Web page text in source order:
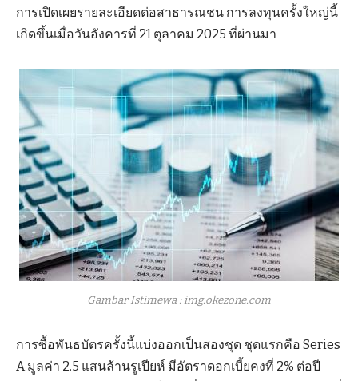
การเปิดเผยรายละเอียดต่อสาธารณชน การลงทุนครั้งใหญ่นี้
เกิดขึ้นเมื่อวันอังคารที่ 21 ตุลาคม 2025 ที่ผ่านมา
Gambar Istimewa : img.okezone.com
การซื้อพันธบัตรครั้งนี้แบ่งออกเป็นสองชุด ชุดแรกคือ Series
A มูลค่า 2.5 แสนล้านรูเปียห์ มีอัตราดอกเบี้ยคงที่ 2% ต่อปี